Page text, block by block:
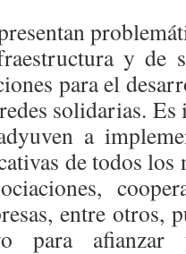
y de
para el
solidarias.
a
de todos
entre otros,
para afianzar